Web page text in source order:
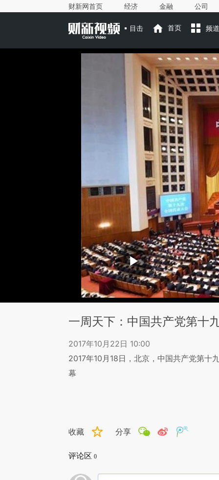
财新网首页 经济 金融 公司
目击 首页 频道
一周天下：中国共产党第十
2017年10月22日 10:00
2017年10月18日，北京，中国共产党第十
幕
收藏 分享
评论区 0